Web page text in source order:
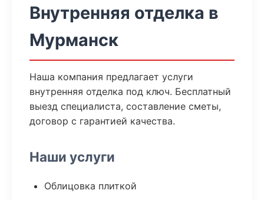
Внутренняя отделка в
Мурманск
Наша компания предлагает услуги
внутренняя отделка под ключ. Бесплатный
выезд специалиста, составление сметы,
договор с гарантией качества.
Наши услуги
Облицовка плиткой